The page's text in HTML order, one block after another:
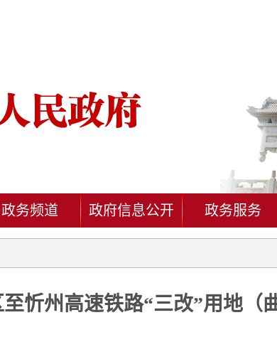
政务频道 政府信息公开 政务服务
忻州高速铁路“三改”用地（